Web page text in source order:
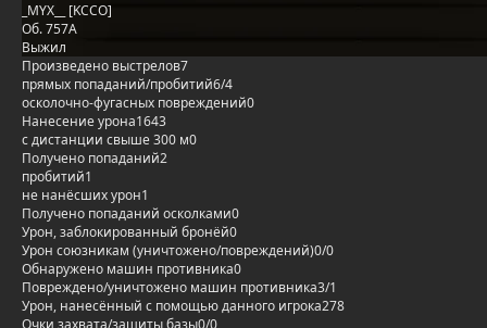
_MYX__ [KCCO]
Об. 757А
Выжил
Произведено выстрелов7
прямых попаданий/пробитий6/4
осколочно-фугасных повреждений0
Нанесение урона1643
с дистанции свыше 300 м0
Получено попаданий2
пробитий1
не нанёсших урон1
Получено попаданий осколками0
Урон, заблокированный бронёй0
Урон союзникам (уничтожено/повреждений)0/0
Обнаружено машин противника0
Повреждено/уничтожено машин противника3/1
Урон, нанесённый с помощью данного игрока278
Очки захвата/защиты базы0/0